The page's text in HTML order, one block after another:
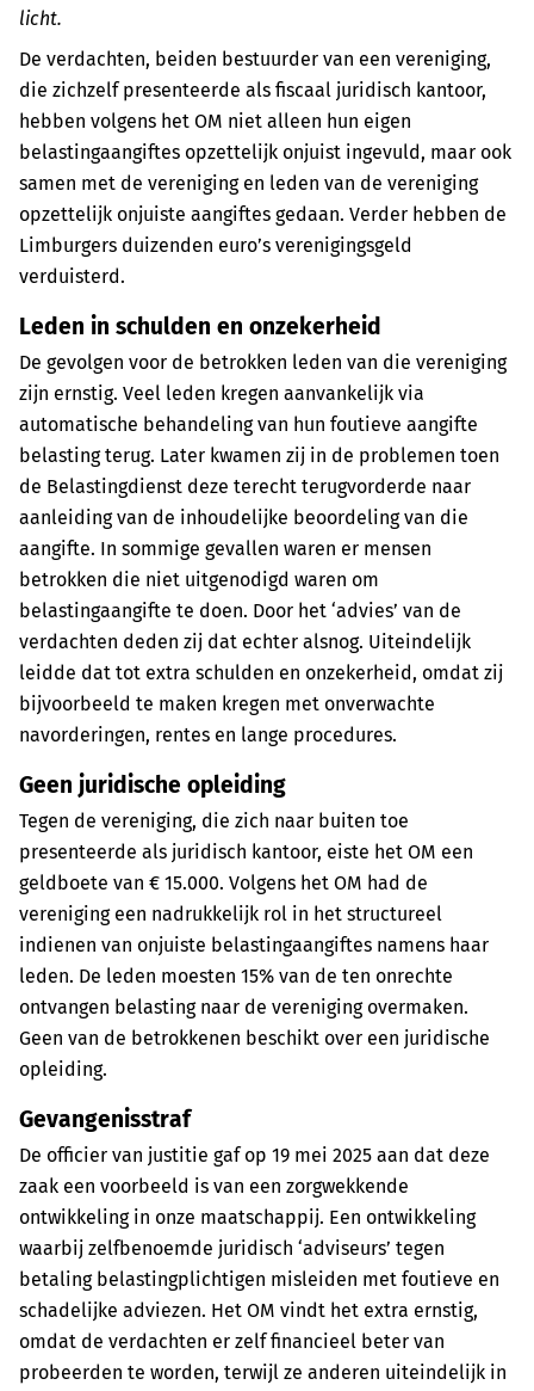
licht.
De verdachten, beiden bestuurder van een vereniging,
die zichzelf presenteerde als fiscaal juridisch kantoor,
hebben volgens het OM niet alleen hun eigen
belastingaangiftes opzettelijk onjuist ingevuld, maar ook
samen met de vereniging en leden van de vereniging
opzettelijk onjuiste aangiftes gedaan. Verder hebben de
Limburgers duizenden euro’s verenigingsgeld
verduisterd.
Leden in schulden en onzekerheid
De gevolgen voor de betrokken leden van die vereniging
zijn ernstig. Veel leden kregen aanvankelijk via
automatische behandeling van hun foutieve aangifte
belasting terug. Later kwamen zij in de problemen toen
de Belastingdienst deze terecht terugvorderde naar
aanleiding van de inhoudelijke beoordeling van die
aangifte. In sommige gevallen waren er mensen
betrokken die niet uitgenodigd waren om
belastingaangifte te doen. Door het ‘advies’ van de
verdachten deden zij dat echter alsnog. Uiteindelijk
leidde dat tot extra schulden en onzekerheid, omdat zij
bijvoorbeeld te maken kregen met onverwachte
navorderingen, rentes en lange procedures.
Geen juridische opleiding
Tegen de vereniging, die zich naar buiten toe
presenteerde als juridisch kantoor, eiste het OM een
geldboete van € 15.000. Volgens het OM had de
vereniging een nadrukkelijk rol in het structureel
indienen van onjuiste belastingaangiftes namens haar
leden. De leden moesten 15% van de ten onrechte
ontvangen belasting naar de vereniging overmaken.
Geen van de betrokkenen beschikt over een juridische
opleiding.
Gevangenisstraf
De officier van justitie gaf op 19 mei 2025 aan dat deze
zaak een voorbeeld is van een zorgwekkende
ontwikkeling in onze maatschappij. Een ontwikkeling
waarbij zelfbenoemde juridisch ‘adviseurs’ tegen
betaling belastingplichtigen misleiden met foutieve en
schadelijke adviezen. Het OM vindt het extra ernstig,
omdat de verdachten er zelf financieel beter van
probeerden te worden, terwijl ze anderen uiteindelijk in